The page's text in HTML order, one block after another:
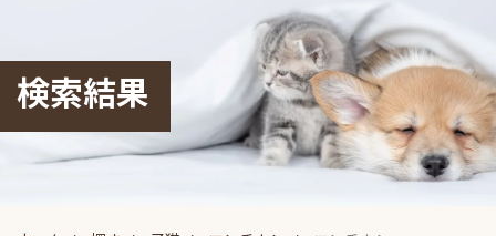
検索結果